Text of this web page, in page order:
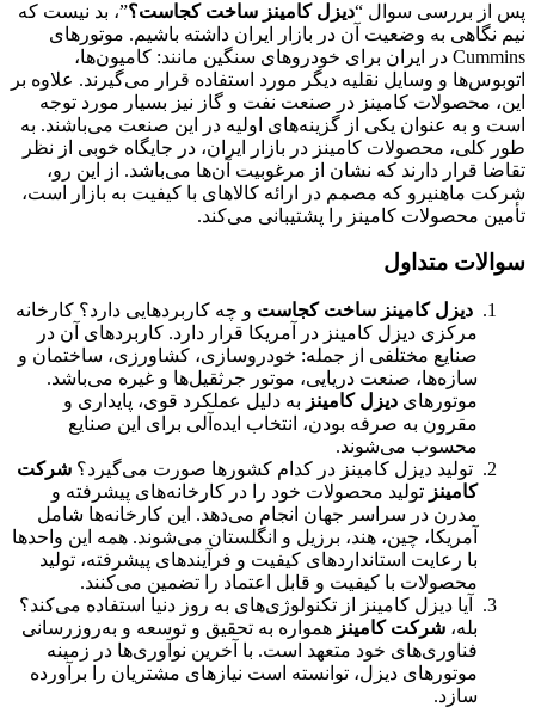
پس از بررسی سوال “دیزل کامینز ساخت کجاست؟”، بد نیست که
نیم نگاهی به وضعیت آن در بازار ایران داشته باشیم. موتورهای
Cummins در ایران برای خودروهای سنگین مانند: کامیون‌ها،
اتوبوس‌ها و وسایل نقلیه دیگر مورد استفاده قرار می‌گیرند. علاوه بر
این، محصولات کامینز در صنعت نفت و گاز نیز بسیار مورد توجه
است و به عنوان یکی از گزینه‌های اولیه در این صنعت می‌باشند. به
طور کلی، محصولات کامینز در بازار ایران، در جایگاه خوبی از نظر
تقاضا قرار دارند که نشان از مرغوبیت آن‌ها می‌باشد. از این رو،
شرکت ماهنیرو که مصمم در ارائه کالاهای با کیفیت به بازار است،
تأمین محصولات کامینز را پشتیبانی می‌کند.
سوالات متداول
دیزل کامینز ساخت کجاست و چه کاربردهایی دارد؟ کارخانه
مرکزی دیزل کامینز در آمریکا قرار دارد. کاربردهای آن در
صنایع مختلفی از جمله: خودروسازی، کشاورزی، ساختمان و
سازه‌ها، صنعت دریایی، موتور جرثقیل‌ها و غیره می‌باشد.
موتورهای دیزل کامینز به دلیل عملکرد قوی، پایداری و
مقرون به صرفه بودن، انتخاب ایده‌آلی برای این صنایع
محسوب می‌شوند.
تولید دیزل کامینز در کدام کشورها صورت می‌گیرد؟ شرکت
کامینز تولید محصولات خود را در کارخانه‌های پیشرفته و
مدرن در سراسر جهان انجام می‌دهد. این کارخانه‌ها شامل
آمریکا، چین، هند، برزیل و انگلستان می‌شوند. همه این واحدها
با رعایت استانداردهای کیفیت و فرآیندهای پیشرفته، تولید
محصولات با کیفیت و قابل اعتماد را تضمین می‌کنند.
آیا دیزل کامینز از تکنولوژی‌های به روز دنیا استفاده می‌کند؟
بله، شرکت کامینز همواره به تحقیق و توسعه و به‌روزرسانی
فناوری‌های خود متعهد است. با آخرین نوآوری‌ها در زمینه
موتورهای دیزل، توانسته است نیازهای مشتریان را برآورده
سازد.